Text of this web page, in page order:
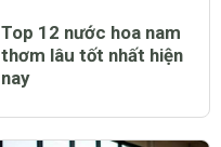
Top 12 nước hoa nam
thơm lâu tốt nhất hiện
nay